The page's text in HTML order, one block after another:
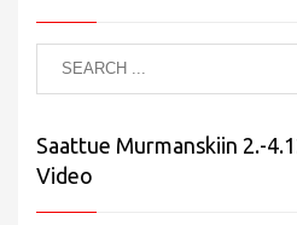
Saattue Murmanskiin 2.-
Video